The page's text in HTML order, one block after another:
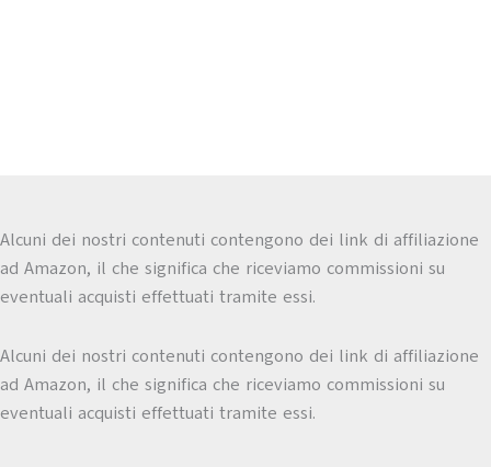
Alcuni dei nostri contenuti contengono dei link di affiliazione
ad Amazon, il che significa che riceviamo commissioni su
eventuali acquisti effettuati tramite essi.
Alcuni dei nostri contenuti contengono dei link di affiliazione
ad Amazon, il che significa che riceviamo commissioni su
eventuali acquisti effettuati tramite essi.